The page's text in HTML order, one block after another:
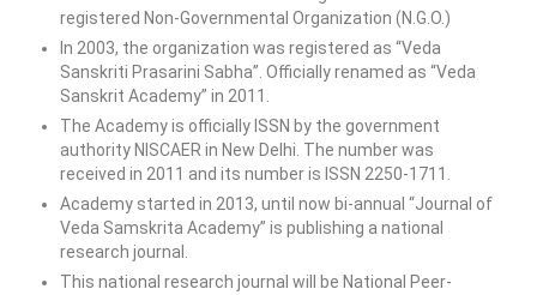
registered Non-Governmental Organization (N.G.O.)
In 2003, the organization was registered as “Veda
Sanskriti Prasarini Sabha”. Officially renamed as “Veda
Sanskrit Academy” in 2011.
The Academy is officially ISSN by the government
authority NISCAER in New Delhi. The number was
received in 2011 and its number is ISSN 2250-1711.
Academy started in 2013, until now bi-annual “Journal of
Veda Samskrita Academy” is publishing a national
research journal.
This national research journal will be National Peer-